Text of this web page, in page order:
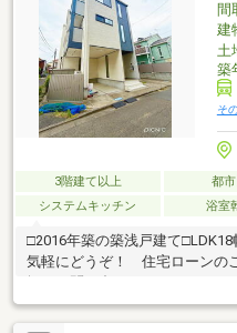
間
建
土
築
そ
3階建て以上 都
システムキッチン
浴室
□2016年築の築浅戸建て
気軽にどうぞ！ 住宅ローンの